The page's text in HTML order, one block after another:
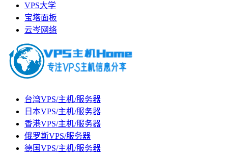
VPS大学
宝塔面板
云岑网络
台湾VPS/主机/服务器
日本VPS/主机/服务器
香港VPS/主机/服务器
俄罗斯VPS/服务器
德国VPS/主机/服务器